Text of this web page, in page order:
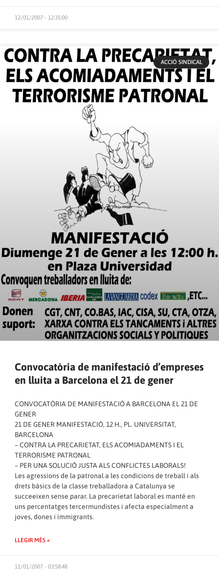
12/01/2007 - 12:35:00
ACCIÓ SINDICAL
Convocatòria de manifestació d’empreses
en lluita a Barcelona el 21 de gener
CONVOCATÒRIA DE MANIFESTACIÓ A BARCELONA EL 21 DE
GENER
21 DE GENER MANIFESTACIÓ, 12 H., PL. UNIVERSITAT,
BARCELONA
– CONTRA LA PRECARIETAT, ELS ACOMIADAMENTS I EL
TERRORISME PATRONAL
– PER UNA SOLUCIÓ JUSTA ALS CONFLICTES LABORALS!
Les agressions de la patronal a les condicions de treball i als
drets bàsics de la classe treballadora a Catalunya se
succeeixen sense parar. La precarietat laboral es manté en
uns percentatges tercermundistes i afecta especialment a
joves, dones i immigrants.
LLEGIR MÉS »
11/01/2007 - 03:58:48